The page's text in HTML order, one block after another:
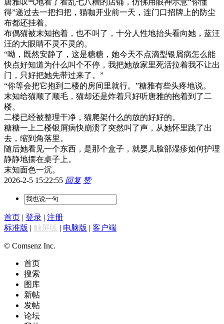
得”递过去一把扫把，猫咖开业前一天，连门口招牌上的防尘
布都还挂着。
布偶猫被末知抱着，也不叫了，十分人性地抬头看向她，蓝汪
汪的大眼睛不灵不灵的。
“呦，既然安静了，这是糖糖，她今天不点滴型银屑病怎么能
快点好知道为什么叫个不停，我把她放家里死活拉着我不让出
门，只好把她先带过来了。”
“你等会把它抱到二楼的房间里就行。”糖雅有些头疼地说。
末知给猫顺了顺毛，猫却还是炸着只好听唐雅的抱着到了二
楼。
二楼已经被整理干净，猫爬架什么的放的好好的。
糖糖一上二楼银屑病快崩溃了突然叫了声，从她怀里跳了出
去，缩到角落里。
随后她看见一个东西，是那个盒子，就婴儿脸部湿疹如何护理
静静地摆在桌子上。
末知面色一沉。
2026-2-5 15:22:55 回复 赞
首页 | 登录 | 注册
标准版 | 触屏版 | 电脑版 | 客户端
© Comsenz Inc.
首页
搜索
图库
新帖
发帖
论坛